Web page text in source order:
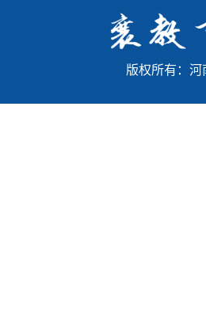
版权所有：